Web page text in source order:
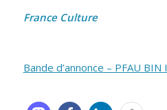
France Culture
Bande d’annonce – PFAU BIN